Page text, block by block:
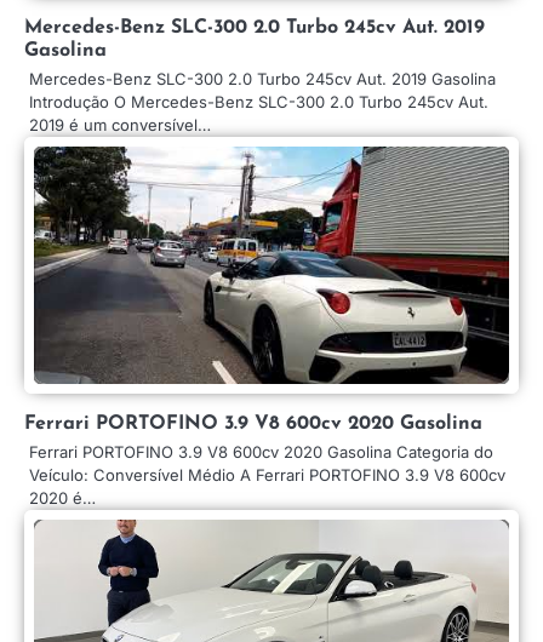
Mercedes-Benz SLC-300 2.0 Turbo 245cv Aut. 2019
Gasolina
Mercedes-Benz SLC-300 2.0 Turbo 245cv Aut. 2019 Gasolina
Introdução O Mercedes-Benz SLC-300 2.0 Turbo 245cv Aut.
2019 é um conversível…
Ferrari PORTOFINO 3.9 V8 600cv 2020 Gasolina
Ferrari PORTOFINO 3.9 V8 600cv 2020 Gasolina Categoria do
Veículo: Conversível Médio A Ferrari PORTOFINO 3.9 V8 600cv
2020 é…